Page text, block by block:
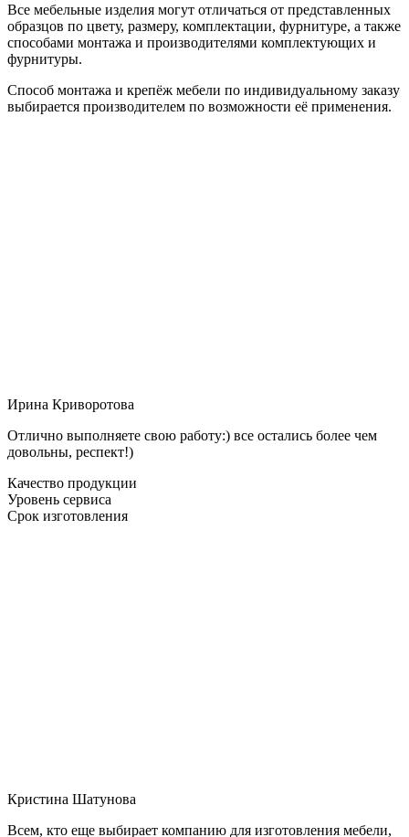
Все мебельные изделия могут отличаться от представленных
образцов по цвету, размеру, комплектации, фурнитуре, а также
способами монтажа и производителями комплектующих и
фурнитуры.
Способ монтажа и крепёж мебели по индивидуальному заказу
выбирается производителем по возможности её применения.
Ирина Криворотова
Отлично выполняете свою работу:) все остались более чем
довольны, респект!)
Качество продукции
Уровень сервиса
Срок изготовления
Кристина Шатунова
Всем, кто еще выбирает компанию для изготовления мебели,